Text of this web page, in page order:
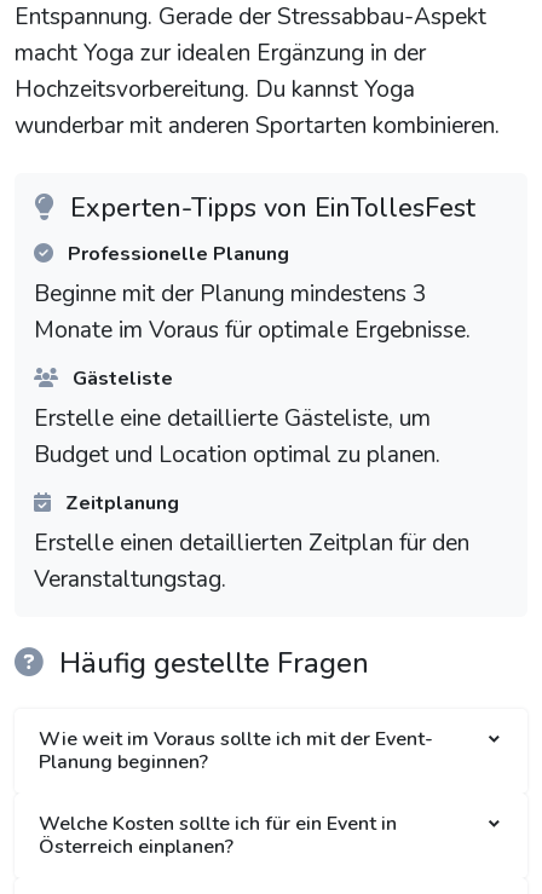
Entspannung. Gerade der Stressabbau-Aspekt
macht Yoga zur idealen Ergänzung in der
Hochzeitsvorbereitung. Du kannst Yoga
wunderbar mit anderen Sportarten kombinieren.
Experten-Tipps von EinTollesFest
Professionelle Planung
Beginne mit der Planung mindestens 3
Monate im Voraus für optimale Ergebnisse.
Gästeliste
Erstelle eine detaillierte Gästeliste, um
Budget und Location optimal zu planen.
Zeitplanung
Erstelle einen detaillierten Zeitplan für den
Veranstaltungstag.
Häufig gestellte Fragen
Wie weit im Voraus sollte ich mit der Event-
Planung beginnen?
Welche Kosten sollte ich für ein Event in
Österreich einplanen?